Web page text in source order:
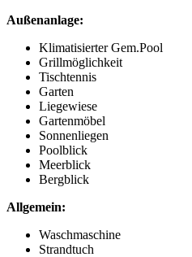
Außenanlage:
Klimatisierter Gem.Pool
Grillmöglichkeit
Tischtennis
Garten
Liegewiese
Gartenmöbel
Sonnenliegen
Poolblick
Meerblick
Bergblick
Allgemein:
Waschmaschine
Strandtuch